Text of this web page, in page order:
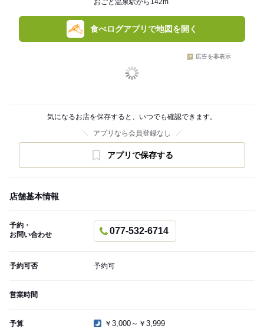
おごと温泉駅から142m
食べログアプリで地図を開く
広告を非表示
気になるお店を保存すると、いつでも確認できます。
アプリなら会員登録なし
アプリで保存する
店舗基本情報
予約・
お問い合わせ
077-532-6714
予約可否 予約可
営業時間
予算 ￥3,000～￥3,999